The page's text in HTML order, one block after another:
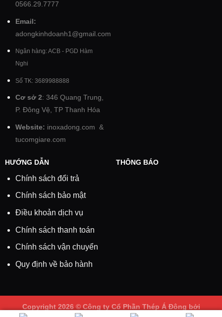
0566.29.7777
Email:
adongkinhdoanh1@gmail.com
Ngân hàng: ACB - PGD Hàm
Nghi
Số TK: 3689988888
Cơ sở 2: 346 Quang Trung,
P. Đông Vệ, TP Thanh Hóa
Website: inoxadong.com &
tucomgiare.com
HƯỚNG DẪN
Chính sách đổi trả
Chính sách bảo mật
Điều khoản dịch vụ
Chính sách thanh toán
Chính sách vận chuyển
Quy định về bảo hành
THÔNG BÁO
Copyright 2026 © Công ty Cổ Phần Thép Á Đông bởi